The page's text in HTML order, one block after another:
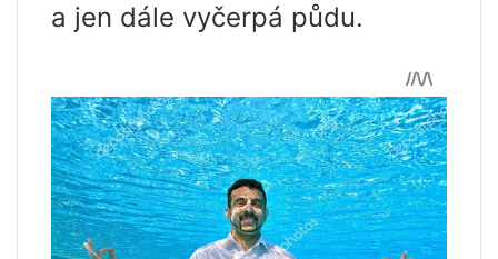
a jen dále vyčerpá půdu.